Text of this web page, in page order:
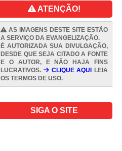
ATENÇÃO!
AS IMAGENS DESTE SITE ESTÃO
A SERVIÇO DA EVANGELIZAÇÃO.
É AUTORIZADA SUA DIVULGAÇÃO,
DESDE QUE SEJA CITADO A FONTE
E O AUTOR, E NÃO HAJA FINS
LUCRATIVOS.
CLIQUE AQUI
LEIA
OS TERMOS DE USO.
SIGA O SITE